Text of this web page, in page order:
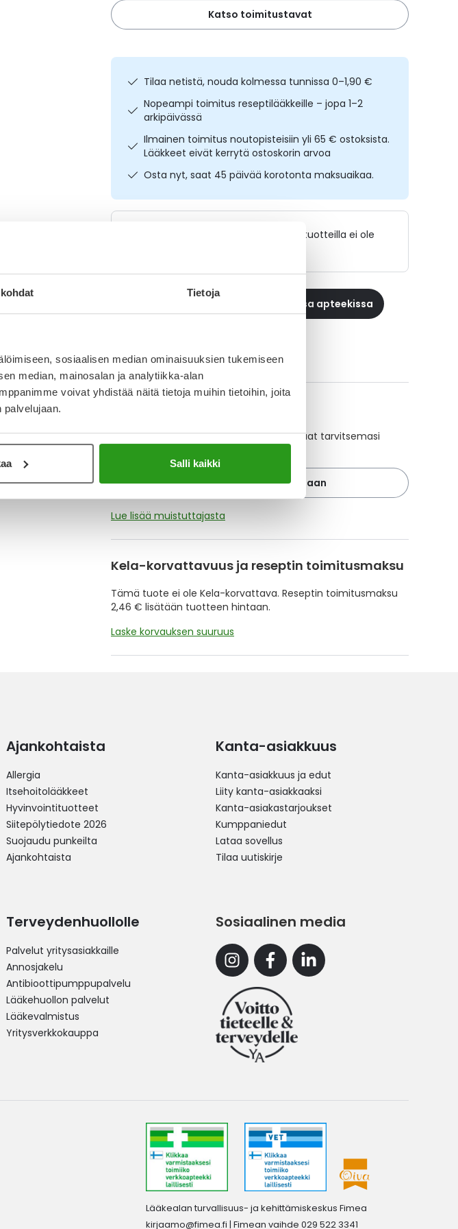
Tietoja
sosiaalisen median ominaisuuksien tukemiseen
median, mainosalan ja analytiikka-alan
voivat yhdistää näitä tietoja muihin tietoihin, joita
palvelujaan.
Salli kaikki
Katso toimitustavat
Tilaa netistä, nouda kolmessa tunnissa 0–1,90 €
Nopeampi toimitus reseptilääkkeille – jopa 1–2
arkipäivässä
Ilmainen toimitus noutopisteisiin yli 65 € ostoksista.
Lääkkeet eivät kerrytä ostoskorin arvoa
Osta nyt, saat 45 päivää korotonta maksuaikaa.
Lääkkeillä ja reseptillä ostetuilla tuotteilla ei ole
Varaa reseptilääke apteekkiin, maksa apteekissa
Katso kaikki INJEXATE-tuotteet
Muistuttajan avulla pidät huolen, että tilaat tarvitsemasi
tuotteet ajoissa, eivätkä ne lopu kesken.
Lisää tuote muistuttajaan
Lue lisää muistuttajasta
Kela-korvattavuus ja reseptin toimitusmaksu
Tämä tuote ei ole Kela-korvattava. Reseptin toimitusmaksu
2,46 € lisätään tuotteen hintaan.
Laske korvauksen suuruus
Ajankohtaista
Allergia
Itsehoitolääkkeet
Hyvinvointituotteet
Siitepölytiedote 2026
Suojaudu punkeilta
Ajankohtaista
Kanta-asiakkuus
Kanta-asiakkuus ja edut
Liity kanta-asiakkaaksi
Kanta-asiakastarjoukset
Kumppaniedut
Lataa sovellus
Tilaa uutiskirje
Terveydenhuollolle
Palvelut yritysasiakkaille
Annosjakelu
Antibioottipumppupalvelu
Lääkehuollon palvelut
Lääkevalmistus
Yritysverkkokauppa
Sosiaalinen media
InstagramFacebookLinkedin
Lääkealan turvallisuus- ja kehittämiskeskus Fimea
kirjaamo@fimea.fi | Fimean vaihde 029 522 3341